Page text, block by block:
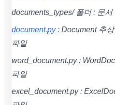
documents_types/ 폴더 : 문
document.py: Document 추
파일
word_document.py :
파일
excel_document.py :